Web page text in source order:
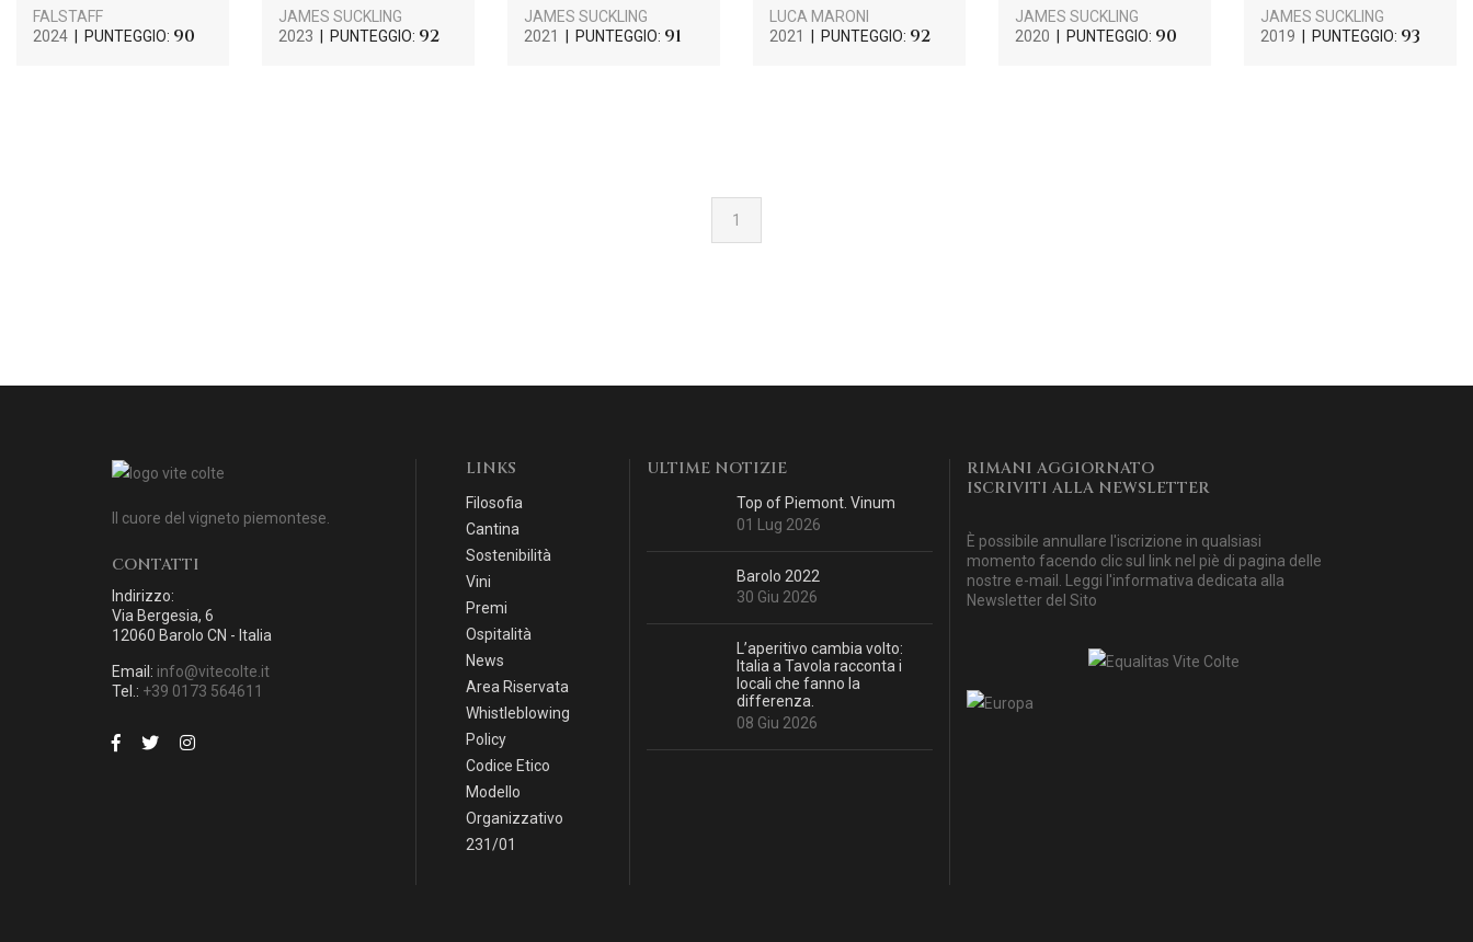
FALSTAFF
2024 | PUNTEGGIO: 90
JAMES SUCKLING
2023 | PUNTEGGIO: 92
JAMES SUCKLING
2021 | PUNTEGGIO: 91
LUCA MARONI
2021 | PUNTEGGIO: 92
JAMES SUCKLING
2020 | PUNTEGGIO: 90
JAMES SUCKLING
2019 | PUNTEGGIO: 93
1
Il cuore del vigneto piemontese.
CONTATTI
Indirizzo:
Via Bergesia, 6
12060 Barolo CN - Italia
Email: info@vitecolte.it
Tel.: +39 0173 564611
LINKS
Filosofia
Cantina
Sostenibilità
Vini
Premi
Ospitalità
News
Area Riservata
Whistleblowing
Policy
Codice Etico
Modello
Organizzativo
231/01
ULTIME NOTIZIE
Top of Piemont. Vinum
01 Lug 2026
Barolo 2022
30 Giu 2026
L’aperitivo cambia volto:
Italia a Tavola racconta i
locali che fanno la
differenza.
08 Giu 2026
RIMANI AGGIORNATO
ISCRIVITI ALLA NEWSLETTER
È possibile annullare l'iscrizione in qualsiasi
momento facendo clic sul link nel piè di pagina delle
nostre e-mail. Leggi l'informativa dedicata alla
Newsletter del Sito